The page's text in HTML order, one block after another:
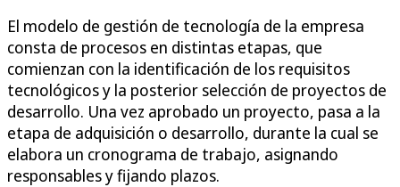
El modelo de gestión de tecnología de la empresa
consta de procesos en distintas etapas, que
comienzan con la identificación de los requisitos
tecnológicos y la posterior selección de proyectos de
desarrollo. Una vez aprobado un proyecto, pasa a la
etapa de adquisición o desarrollo, durante la cual se
elabora un cronograma de trabajo, asignando
responsables y fijando plazos.